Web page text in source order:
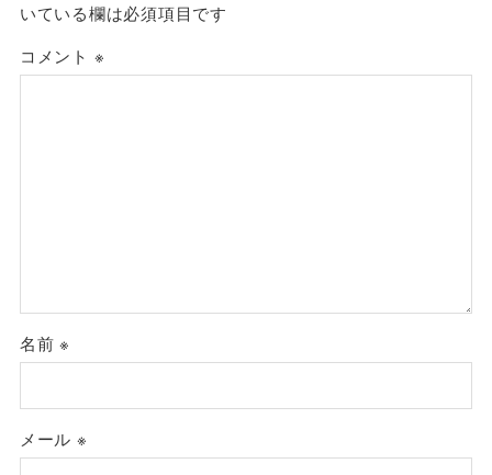
いている欄は必須項目です
コメント ※
名前※
メール ※